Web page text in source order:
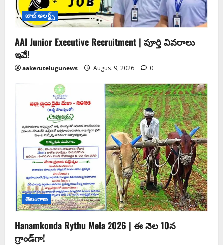
జాబ్ అలర్ట్స్
AAI Junior Executive Recruitment | పూర్తి వివరాలు
ఇవే!
aakerutelugunews August 9, 2026 0
తెలంగాణ
Hanamkonda Rythu Mela 2026 | ఈ నెల 10న
గ్రాండ్‌గా!